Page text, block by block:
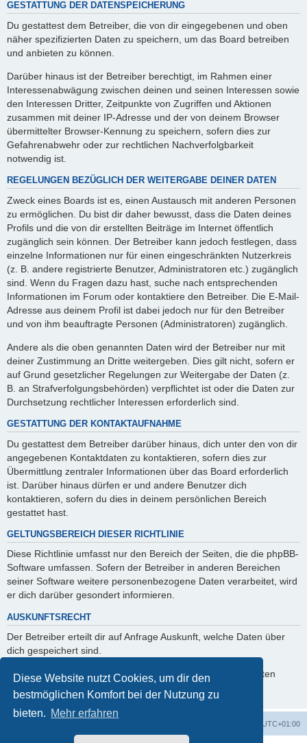
Diese Website nutzt Cookies, um dir den
bestmöglichen Komfort bei der Nutzung zu
bieten. Mehr erfahren
GESTATTUNG DER DATENSPEICHERUNG
Du gestattest dem Betreiber, die von dir eingegebenen und oben
näher spezifizierten Daten zu speichern, um das Board betreiben
und anbieten zu können.
Darüber hinaus ist der Betreiber berechtigt, im Rahmen einer
Interessenabwägung zwischen deinen und seinen Interessen sowie
den Interessen Dritter, Zeitpunkte von Zugriffen und Aktionen
zusammen mit deiner IP-Adresse und der von deinem Browser
übermittelter Browser-Kennung zu speichern, sofern dies zur
Gefahrenabwehr oder zur rechtlichen Nachverfolgbarkeit
notwendig ist.
REGELUNGEN BEZÜGLICH DER WEITERGABE DEINER DATEN
Zweck eines Boards ist es, einen Austausch mit anderen Personen
zu ermöglichen. Du bist dir daher bewusst, dass die Daten deines
Profils und die von dir erstellten Beiträge im Internet öffentlich
zugänglich sein können. Der Betreiber kann jedoch festlegen, dass
einzelne Informationen nur für einen eingeschränkten Nutzerkreis
(z. B. andere registrierte Benutzer, Administratoren etc.) zugänglich
sind. Wenn du Fragen dazu hast, suche nach entsprechenden
Informationen im Forum oder kontaktiere den Betreiber. Die E-Mail-
Adresse aus deinem Profil ist dabei jedoch nur für den Betreiber
und von ihm beauftragte Personen (Administratoren) zugänglich.
Andere als die oben genannten Daten wird der Betreiber nur mit
deiner Zustimmung an Dritte weitergeben. Dies gilt nicht, sofern er
auf Grund gesetzlicher Regelungen zur Weitergabe der Daten (z.
B. an Strafverfolgungsbehörden) verpflichtet ist oder die Daten zur
Durchsetzung rechtlicher Interessen erforderlich sind.
GESTATTUNG DER KONTAKTAUFNAHME
Du gestattest dem Betreiber darüber hinaus, dich unter den von dir
angegebenen Kontaktdaten zu kontaktieren, sofern dies zur
Übermittlung zentraler Informationen über das Board erforderlich
ist. Darüber hinaus dürfen er und andere Benutzer dich
kontaktieren, sofern du dies in deinem persönlichen Bereich
gestattet hast.
GELTUNGSBEREICH DIESER RICHTLINIE
Diese Richtlinie umfasst nur den Bereich der Seiten, die die phpBB-
Software umfassen. Sofern der Betreiber in anderen Bereichen
seiner Software weitere personenbezogene Daten verarbeitet, wird
er dich darüber gesondert informieren.
AUSKUNFTSRECHT
Der Betreiber erteilt dir auf Anfrage Auskunft, welche Daten über
dich gespeichert sind.
Du kannst jederzeit die Löschung bzw. Sperrung deiner Daten
verlangen. Kontaktiere hierzu bitte den Betreiber.
UTC+01:00